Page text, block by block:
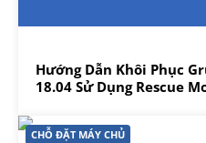
Hướng Dẫn Khôi Phục
18.04 Sử Dụng Rescue
CHỖ ĐẶT MÁY CHỦ